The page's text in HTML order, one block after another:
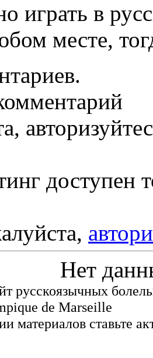
играть в
месте,
доступен
Нет
русскоязычных
de Marseille
материалов ставьте